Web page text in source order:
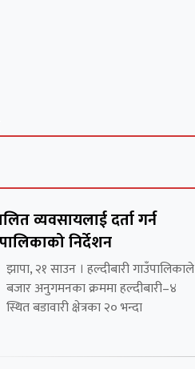
व्यवसायलाई दर्ता गर्न
निर्देशन
झापा, २१ साउन । हल्दीबारी गाउँपालिकाले
बजार अनुगमनका क्रममा हल्दीबारी–४
स्थित बडावारी क्षेत्रका २० भन्दा